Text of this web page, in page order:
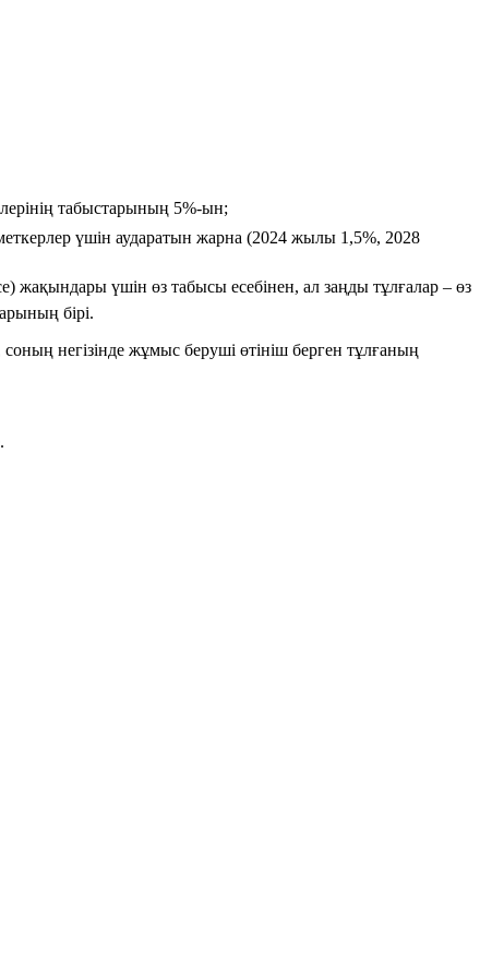
табыстарының 5%-ын;
үшін аударатын жарна (2024 жылы 1,5%, 2028
жақындары үшін өз табысы есебінен, ал заңды тұлғалар – өз
бірі.
негізінде жұмыс беруші өтініш берген тұлғаның